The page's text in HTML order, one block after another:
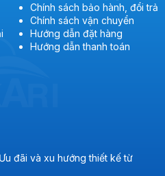
Chính sách bảo hành, đổi trả
Chính sách vận chuyển
Hướng dẫn đặt hàng
Hướng dẫn thanh toán
đãi và xu hướng thiết kế từ